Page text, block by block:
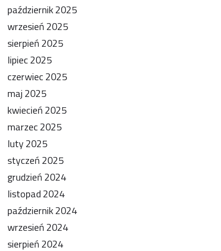
październik 2025
wrzesień 2025
sierpień 2025
lipiec 2025
czerwiec 2025
maj 2025
kwiecień 2025
marzec 2025
luty 2025
styczeń 2025
grudzień 2024
listopad 2024
październik 2024
wrzesień 2024
sierpień 2024